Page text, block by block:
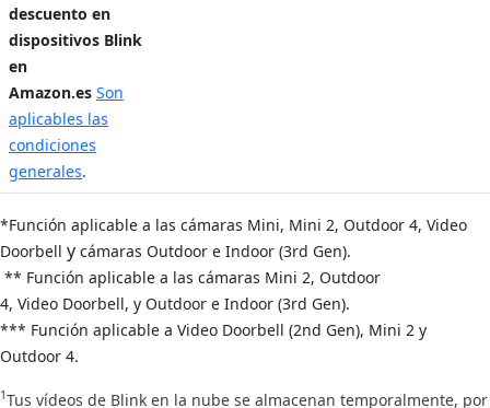
descuento en
dispositivos Blink
en
Amazon.es Son
aplicables las
condiciones
generales.
*Función aplicable a las cámaras Mini, Mini 2, Outdoor 4, Video
Doorbell y cámaras Outdoor e Indoor (3rd Gen).
** Función aplicable a las cámaras Mini 2, Outdoor
4, Video Doorbell, y Outdoor e Indoor (3rd Gen).
*** Función aplicable a Video Doorbell (2nd Gen), Mini 2 y
Outdoor 4.
1Tus vídeos de Blink en la nube se almacenan temporalmente, por